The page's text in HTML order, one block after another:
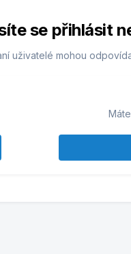
se přihlásit
uživatelé mohou